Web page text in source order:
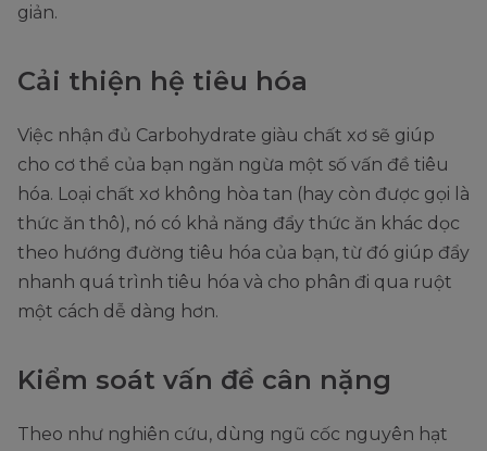
giản.
Cải thiện hệ tiêu hóa
Việc nhận đủ Carbohydrate giàu chất xơ sẽ giúp
cho cơ thể của bạn ngăn ngừa một số vấn đề tiêu
hóa. Loại chất xơ không hòa tan (hay còn được gọi là
thức ăn thô), nó có khả năng đẩy thức ăn khác dọc
theo hướng đường tiêu hóa của bạn, từ đó giúp đẩy
nhanh quá trình tiêu hóa và cho phân đi qua ruột
một cách dễ dàng hơn.
Kiểm soát vấn đề cân nặng
Theo như nghiên cứu, dùng ngũ cốc nguyên hạt